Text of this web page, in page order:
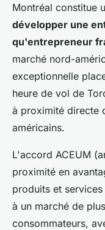
Montréal constitue
développer une
qu'entrepreneur
marché nord-
exceptionnelle
heure de vol de
à proximité directe
américains.
L'accord ACEUM
proximité en
produits et
à un marché de
consommateurs,